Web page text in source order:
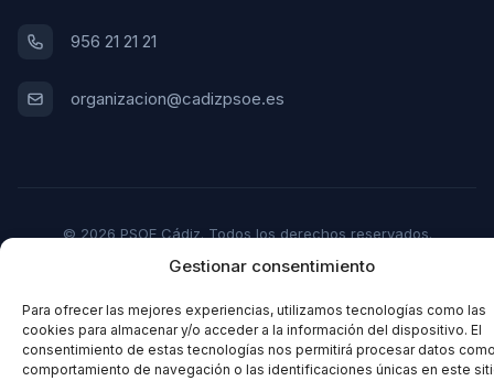
Gestionar consentimiento
Para ofrecer las mejores experiencias, utilizamos tecnologías como las
cookies para almacenar y/o acceder a la información del dispositivo. El
consentimiento de estas tecnologías nos permitirá procesar datos
comportamiento de navegación o las identificaciones únicas en este
956 21 21 21
organizacion@cadizpsoe.es
© 2026 PSOE Cádiz. Todos los derechos reservados.
Política de Privacidad Política de Cookies